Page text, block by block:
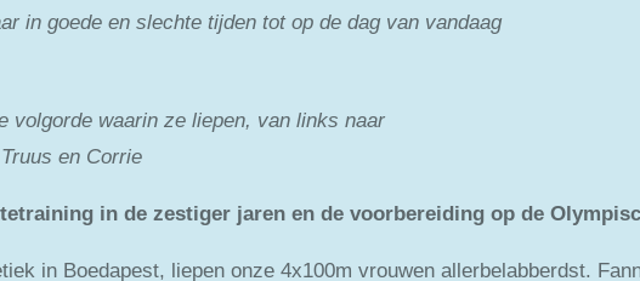
in goede en slechte tijden tot op de dag van vandaag
volgorde waarin ze liepen, van links naar
en Corrie
in de zestiger jaren en de voorbereiding op de
in Boedapest, liepen onze 4x100m vrouwen allerbelabberdst.